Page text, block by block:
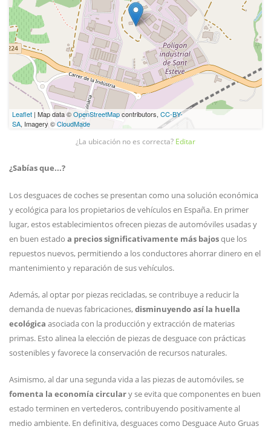
Leaflet | Map data ©OpenStreetMapcontributors, CC-BY-
SA, Imagery ©CloudMade
¿La ubicación no es correcta? Editar
¿Sabías que...?
Los desguaces de coches se presentan como una solución económica
y ecológica para los propietarios de vehículos en España. En primer
lugar, estos establecimientos ofrecen piezas de automóviles usadas y
en buen estado a precios significativamente más bajosque los
repuestos nuevos, permitiendo a los conductores ahorrar dinero en el
mantenimiento y reparación de sus vehículos.
Además, al optar por piezas recicladas, se contribuye a reducir la
demanda de nuevas fabricaciones,disminuyendo así la huella
ecológica asociada con la producción y extracción de materias
primas. Esto alinea la elección de piezas de desguace con prácticas
sostenibles y favorece la conservación de recursos naturales.
Asimismo, al dar una segunda vida a las piezas de automóviles, se
fomenta la economía circulary se evita que componentes en buen
estado terminen en vertederos, contribuyendo positivamente al
medio ambiente. En definitiva, desguaces como Desguace Auto Gruas